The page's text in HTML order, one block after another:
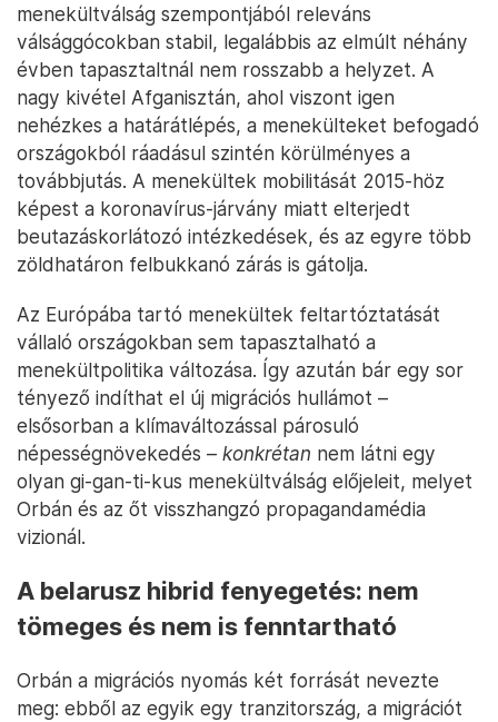
menekültválság szempontjából releváns
válsággócokban stabil, legalábbis az elmúlt néhány
évben tapasztaltnál nem rosszabb a helyzet. A
nagy kivétel Afganisztán, ahol viszont igen
nehézkes a határátlépés, a menekülteket befogadó
országokból ráadásul szintén körülményes a
továbbjutás. A menekültek mobilitását 2015-höz
képest a koronavírus-járvány miatt elterjedt
beutazáskorlátozó intézkedések, és az egyre több
zöldhatáron felbukkanó zárás is gátolja.
Az Európába tartó menekültek feltartóztatását
vállaló országokban sem tapasztalható a
menekültpolitika változása. Így azután bár egy sor
tényező indíthat el új migrációs hullámot –
elsősorban a klímaváltozással párosuló
népességnövekedés – konkrétan nem látni egy
olyan gi-gan-ti-kus menekültválság előjeleit, melyet
Orbán és az őt visszhangzó propagandamédia
vizionál.
A belarusz hibrid fenyegetés: nem
tömeges és nem is fenntartható
Orbán a migrációs nyomás két forrását nevezte
meg: ebből az egyik egy tranzitország, a migrációt